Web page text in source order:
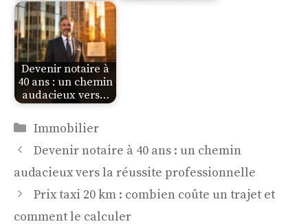
Devenir notaire à
40 ans : un chemin
audacieux vers…
Catégories
Immobilier
Devenir notaire à 40 ans : un chemin
audacieux vers la réussite professionnelle
Prix taxi 20 km : combien coûte un trajet et
comment le calculer